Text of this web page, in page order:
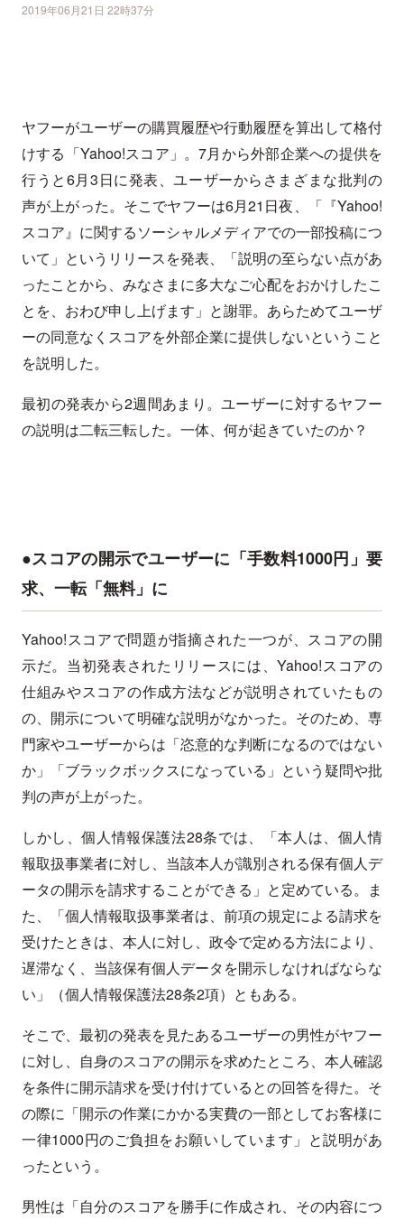
2019年06月21日 22時37分
ヤフーがユーザーの購買履歴や行動履歴を算出して格付
けする「Yahoo!スコア」。7月から外部企業への提供を
行うと6月3日に発表、ユーザーからさまざまな批判の
声が上がった。そこでヤフーは6月21日夜、「『Yahoo!
スコア』に関するソーシャルメディアでの一部投稿につ
いて」というリリースを発表、「説明の至らない点があ
ったことから、みなさまに多大なご心配をおかけしたこ
とを、おわび申し上げます」と謝罪。あらためてユーザ
ーの同意なくスコアを外部企業に提供しないということ
を説明した。
最初の発表から2週間あまり。ユーザーに対するヤフー
の説明は二転三転した。一体、何が起きていたのか？
●スコアの開示でユーザーに「手数料1000円」要
求、一転「無料」に
Yahoo!スコアで問題が指摘された一つが、スコアの開
示だ。当初発表されたリリースには、Yahoo!スコアの
仕組みやスコアの作成方法などが説明されていたもの
の、開示について明確な説明がなかった。そのため、専
門家やユーザーからは「恣意的な判断になるのではない
か」「ブラックボックスになっている」という疑問や批
判の声が上がった。
しかし、個人情報保護法28条では、「本人は、個人情
報取扱事業者に対し、当該本人が識別される保有個人デ
ータの開示を請求することができる」と定めている。ま
た、「個人情報取扱事業者は、前項の規定による請求を
受けたときは、本人に対し、政令で定める方法により、
遅滞なく、当該保有個人データを開示しなければならな
い」（個人情報保護法28条2項）ともある。
そこで、最初の発表を見たあるユーザーの男性がヤフー
に対し、自身のスコアの開示を求めたところ、本人確認
を条件に開示請求を受け付けているとの回答を得た。そ
の際に「開示の作業にかかる実費の一部としてお客様に
一律1000円のご負担をお願いしています」と説明があ
ったという。
男性は「自分のスコアを勝手に作成され、その内容につ